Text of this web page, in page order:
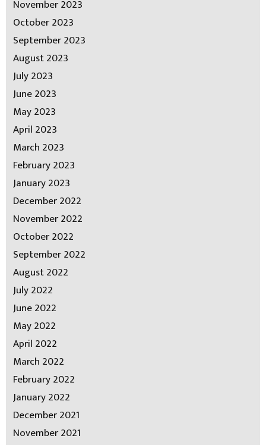
November 2023
October 2023
September 2023
August 2023
July 2023
June 2023
May 2023
April 2023
March 2023
February 2023
January 2023
December 2022
November 2022
October 2022
September 2022
August 2022
July 2022
June 2022
May 2022
April 2022
March 2022
February 2022
January 2022
December 2021
November 2021